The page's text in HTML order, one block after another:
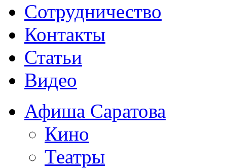
Сотрудничество
Контакты
Статьи
Видео
Афиша Саратова
Кино
Театры